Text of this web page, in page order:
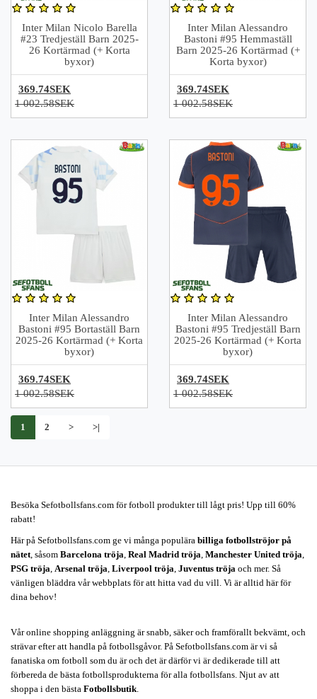
Inter Milan Nicolo Barella
#23 Tredjeställ Barn 2025-
26 Kortärmad (+ Korta
byxor)
369.74SEK
1 002.58SEK
Inter Milan Alessandro
Bastoni #95 Hemmaställ
Barn 2025-26 Kortärmad (+
Korta byxor)
369.74SEK
1 002.58SEK
Inter Milan Alessandro
Bastoni #95 Bortaställ Barn
2025-26 Kortärmad (+ Korta
byxor)
369.74SEK
1 002.58SEK
Inter Milan Alessandro
Bastoni #95 Tredjeställ Barn
2025-26 Kortärmad (+ Korta
byxor)
369.74SEK
1 002.58SEK
1 2 > >|
Besöka Sefotbollsfans.com för fotboll produkter till lågt pris! Upp till 60%
rabatt!
Här på Sefotbollsfans.com ge vi många populära billiga fotbollströjor på
nätet , såsom Barcelona tröja Real Madrid tröja Manchester United tröja
PSG tröja Arsenal tröja Liverpool tröja Juventus tröja och mer. Så
vänligen bläddra vår webbplats för att hitta vad du vill. Vi är alltid här för
dina behov!
Vår online shopping anläggning är snabb, säker och framförallt bekvämt, och
strävar efter att handla på fotbollsgåvor. På Sefotbollsfans.com är vi så
fanatiska om fotboll som du är och det är därför vi är dedikerade till att
förbereda de bästa fotbollsprodukterna för alla fotbollsfans. Njut av att
shoppa i den bästa Fotbollsbutik